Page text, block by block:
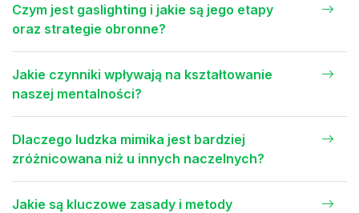
Czym jest gaslighting i jakie są jego etapy
oraz strategie obronne?
Jakie czynniki wpływają na kształtowanie
naszej mentalności?
Dlaczego ludzka mimika jest bardziej
zróżnicowana niż u innych naczelnych?
Jakie są kluczowe zasady i metody